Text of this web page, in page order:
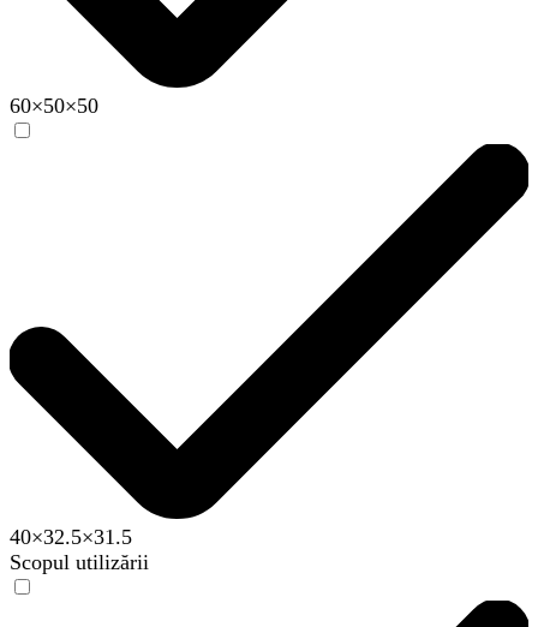
60×50×50
40×32.5×31.5
Scopul utilizării